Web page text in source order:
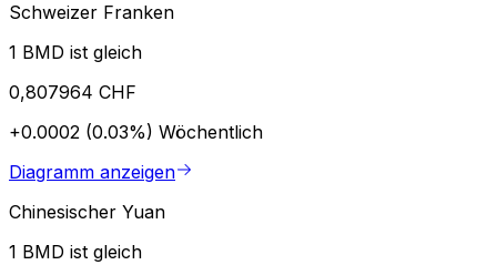
Schweizer Franken
1 BMD ist gleich
0,807964 CHF
+0.0002 (0.03%) Wöchentlich
Diagramm anzeigen
Chinesischer Yuan
1 BMD ist gleich